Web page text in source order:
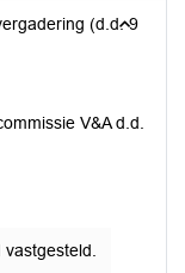
(d.d. 9
V&A d.d.